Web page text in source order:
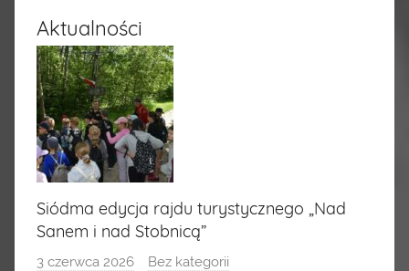
Aktualności
Siódma edycja rajdu turystycznego „Nad
Sanem i nad Stobnicą”
3 czerwca 2026 Bez kategorii